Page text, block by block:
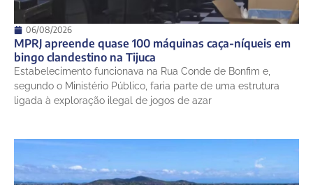
06/08/2026
MPRJ apreende quase 100 máquinas caça-níqueis em
bingo clandestino na Tijuca
Estabelecimento funcionava na Rua Conde de Bonfim e,
segundo o Ministério Público, faria parte de uma estrutura
ligada à exploração ilegal de jogos de azar